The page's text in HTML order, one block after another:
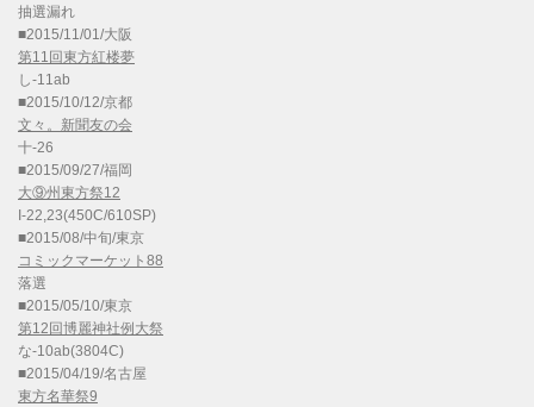
抽選漏れ
■2015/11/01/大阪
第11回東方紅楼夢
し-11ab
■2015/10/12/京都
文々。新聞友の会
十-26
■2015/09/27/福岡
大⑨州東方祭12
I-22,23(450C/610SP)
■2015/08/中旬/東京
コミックマーケット88
落選
■2015/05/10/東京
第12回博麗神社例大祭
な-10ab(3804C)
■2015/04/19/名古屋
東方名華祭9